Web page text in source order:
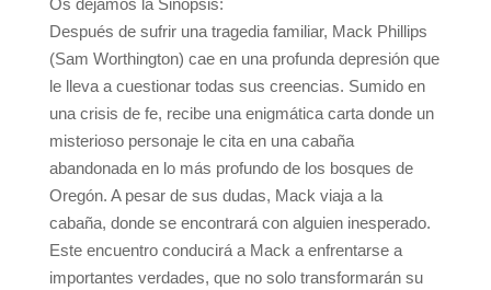
Os dejamos la Sinopsis:
Después de sufrir una tragedia familiar, Mack Phillips
(Sam Worthington) cae en una profunda depresión que
le lleva a cuestionar todas sus creencias. Sumido en
una crisis de fe, recibe una enigmática carta donde un
misterioso personaje le cita en una cabaña
abandonada en lo más profundo de los bosques de
Oregón. A pesar de sus dudas, Mack viaja a la
cabaña, donde se encontrará con alguien inesperado.
Este encuentro conducirá a Mack a enfrentarse a
importantes verdades, que no solo transformarán su